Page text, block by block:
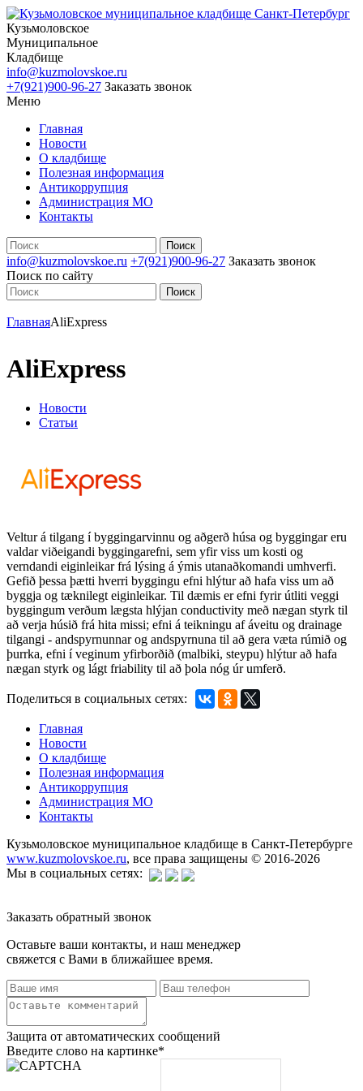
Кузьмоловское
Муниципальное
Кладбище
info@kuzmolovskoe.ru
+7(921)900-96-27 Заказать звонок
Меню
Главная
Новости
О кладбище
Полезная информация
Антикоррупция
Администрация МО
Контакты
info@kuzmolovskoe.ru +7(921)900-96-27 Заказать звонок
Поиск по сайту
ГлавнаяAliExpress
AliExpress
Новости
Статьи
Veltur á tilgang í byggingarvinnu og aðgerð húsa og byggingar eru
valdar viðeigandi byggingarefni, sem yfir viss um kosti og
verndandi eiginleikar frá lýsing á ýmis utanaðkomandi umhverfi.
Gefið þessa þætti hverri byggingu efni hlýtur að hafa viss um að
byggja og tæknilegt eiginleikar. Til dæmis er efni fyrir útliti veggi
byggingum verðum lægsta hlýjan conductivity með nægan styrk til
að verja húsið frá hita missi; efni á teikningu af áveitu og drainage
tilgangi - andspyrnunnar og andspyrnuna til að gera væta rúmið og
þurrka, efni í veginum yfirborðið (malbiki, steypu) hlýtur að hafa
nægan styrk og lágt friability til að þola nóg úr umferð.
Поделиться в социальных сетях:
Главная
Новости
О кладбище
Полезная информация
Антикоррупция
Администрация МО
Контакты
Кузьмоловское муниципальное кладбище в Санкт-Петербурге
www.kuzmolovskoe.ru, все права защищены © 2016-2026
Мы в социальных сетях:
Заказать обратный звонок
Оставьте ваши контакты, и наш менеджер
свяжется с Вами в ближайшее время.
Защита от автоматических сообщений
Введите слово на картинке*